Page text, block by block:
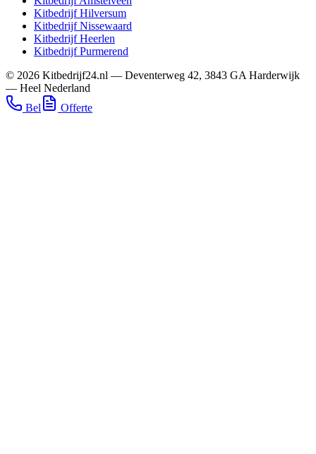
KitbedrijfHilversum
KitbedrijfNissewaard
KitbedrijfHeerlen
KitbedrijfPurmerend
© 2026 Kitbedrijf24.nl — Deventerweg 42, 3843 GA Harderwijk
— Heel Nederland
Bel
Offerte